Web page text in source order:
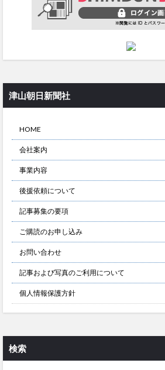
津山朝日新聞社
HOME
会社案内
事業内容
後援依頼について
記事募集の要項
ご購読のお申し込み
お問い合わせ
記事および写真のご利用について
個人情報保護方針
検索